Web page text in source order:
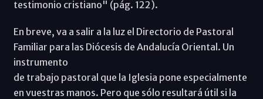
testimonio cristiano" (pág. 122).
En breve, va a salir a la luz el Directorio de Pastoral
Familiar para las Diócesis de Andalucía Oriental. Un
instrumento
de trabajo pastoral que la Iglesia pone especialmente
en vuestras manos. Pero que sólo resultará útil si la